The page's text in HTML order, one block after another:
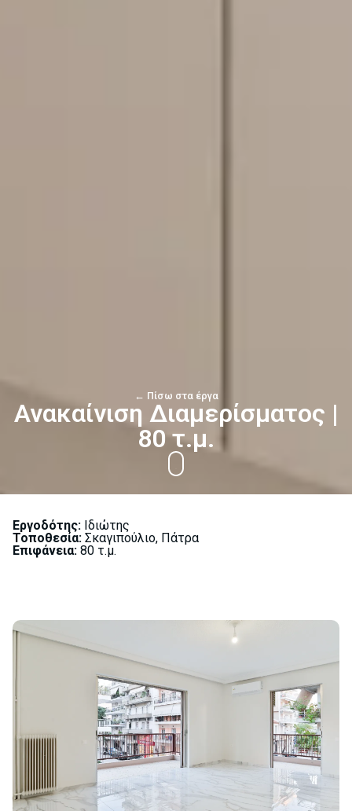
← Πίσω στα έργα
Ανακαίνιση Διαμερίσματος |
80 τ.μ.
Εργοδότης: Ιδιώτης
Toποθεσία: Σκαγιπούλιο, Πάτρα
Επιφάνεια: 80 τ.μ.